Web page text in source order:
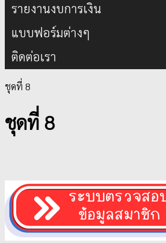
รายงานงบการเงิน
แบบฟอร์มต่างๆ
ติดต่อเรา
ชุดที่ 8
ชุดที่ 8